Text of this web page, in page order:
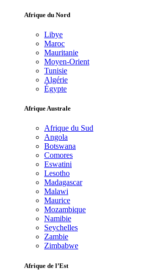
Afrique du Nord
Libye
Maroc
Mauritanie
Moyen-Orient
Tunisie
Algérie
Égypte
Afrique Australe
Afrique du Sud
Angola
Botswana
Comores
Eswatini
Lesotho
Madagascar
Malawi
Maurice
Mozambique
Namibie
Seychelles
Zambie
Zimbabwe
Afrique de l’Est